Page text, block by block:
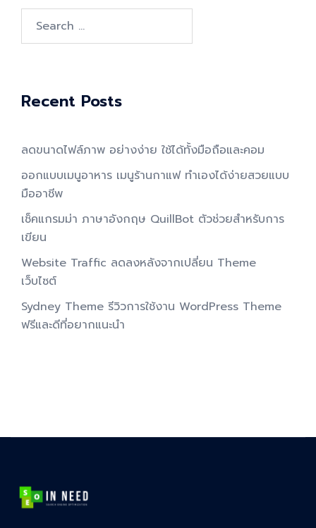
for:
Recent Posts
ลดขนาดไฟล์ภาพ อย่างง่าย ใช้ได้ทั้งมือถือและคอม
ออกแบบเมนูอาหาร เมนูร้านกาแฟ ทำเองได้ง่ายสวยแบบ
มืออาชีพ
เช็คแกรมม่า ภาษาอังกฤษ QuillBot ตัวช่วยสำหรับการ
เขียน
Website Traffic ลดลงหลังจากเปลี่ยน Theme
เว็บไซต์
Sydney Theme รีวิวการใช้งาน WordPress Theme
ฟรีและดีที่อยากแนะนำ